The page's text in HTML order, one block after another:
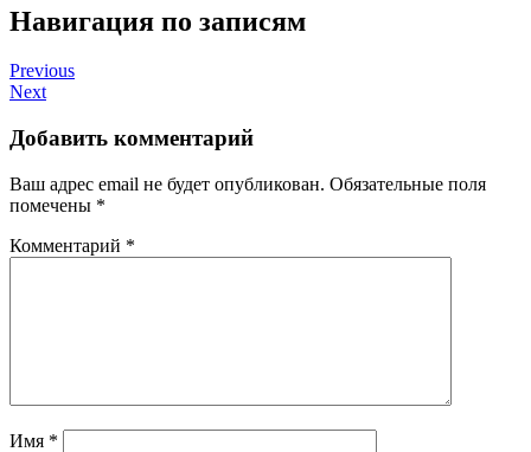
Навигация по записям
Previous
Next
Добавить комментарий
Ваш адрес email не будет опубликован. Обязательные поля
помечены *
Комментарий *
Имя *